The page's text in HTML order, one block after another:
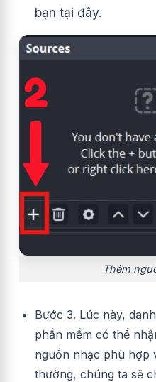
bạn tại đây.
Thêm
Bước 3. Lúc này,
phần mềm có thể
nguồn nhạc phù hợp
thường, chúng ta sẽ